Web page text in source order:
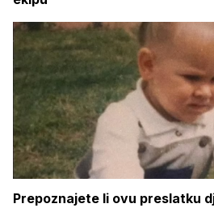
Prepoznajete li ovu preslatku